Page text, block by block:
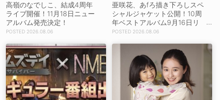
高嶺のなでしこ、結成4周年
ライブ開催！11月18日ニュー
アルバム発売決定！
2026.08.06
亜咲花、あfろ描き下ろしスペ
シャルジャケット公開！10周
年ベストアルバム9月16日リ
リース！2026.08.06